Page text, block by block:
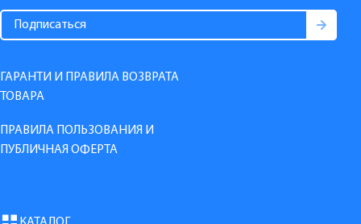
ГАРАНТИ И ПРАВИЛА ВОЗВРАТА
ТОВАРА
ПРАВИЛА ПОЛЬЗОВАНИЯ И
ПУБЛИЧНАЯ ОФЕРТА